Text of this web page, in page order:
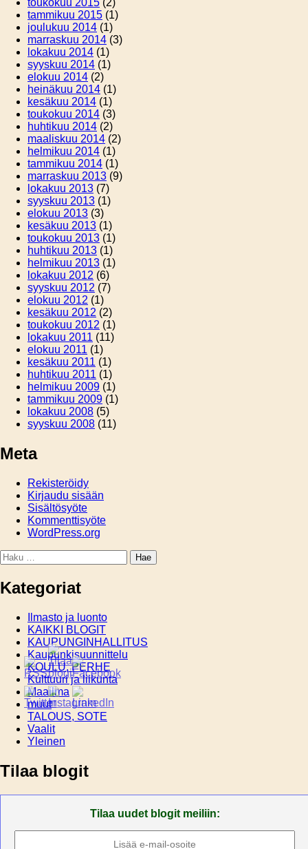
toukokuu 2015 (2)
tammikuu 2015 (1)
joulukuu 2014 (1)
marraskuu 2014 (3)
lokakuu 2014 (1)
syyskuu 2014 (1)
elokuu 2014 (2)
heinäkuu 2014 (1)
kesäkuu 2014 (1)
toukokuu 2014 (3)
huhtikuu 2014 (2)
maaliskuu 2014 (2)
helmikuu 2014 (1)
tammikuu 2014 (1)
marraskuu 2013 (9)
lokakuu 2013 (7)
syyskuu 2013 (1)
elokuu 2013 (3)
kesäkuu 2013 (1)
toukokuu 2013 (1)
huhtikuu 2013 (1)
helmikuu 2013 (1)
lokakuu 2012 (6)
syyskuu 2012 (7)
elokuu 2012 (1)
kesäkuu 2012 (2)
toukokuu 2012 (1)
lokakuu 2011 (11)
elokuu 2011 (1)
kesäkuu 2011 (1)
huhtikuu 2011 (1)
helmikuu 2009 (1)
tammikuu 2009 (1)
lokakuu 2008 (5)
syyskuu 2008 (11)
Meta
Rekisteröidy
Kirjaudu sisään
Sisältösyöte
Kommenttisyöte
WordPress.org
Haku:
Kategoriat
Ilmasto ja luonto
KAIKKI BLOGIT
KAUPUNGINHALLITUS
Kaupunkisuunnittelu
KOULU, PERHE
Kulttuuri ja liikunta
Maailma
muut
TALOUS, SOTE
Vaalit
Yleinen
Tilaa blogit
Tilaa uudet blogit meiliin: